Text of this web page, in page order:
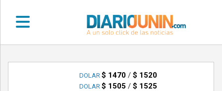
•
DOLAR $ 1470/ $ 1520
DOLAR $ 1505 / $ 1525